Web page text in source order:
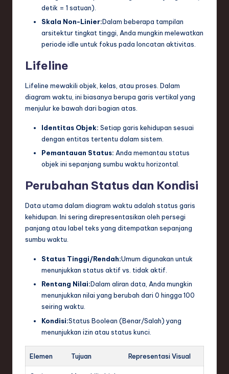
detik = 1 satuan).
Skala Non-Linier:Dalam beberapa tampilan
arsitektur tingkat tinggi, Anda mungkin melewatkan
periode idle untuk fokus pada loncatan aktivitas.
Lifeline
Lifeline mewakili objek, kelas, atau proses. Dalam
diagram waktu, ini biasanya berupa garis vertikal yang
menjulur ke bawah dari bagian atas.
Identitas Objek: Setiap garis kehidupan sesuai
dengan entitas tertentu dalam sistem.
Pemantauan Status: Anda memantau status
objek ini sepanjang sumbu waktu horizontal.
Perubahan Status dan Kondisi
Data utama dalam diagram waktu adalah status garis
kehidupan. Ini sering direpresentasikan oleh persegi
panjang atau label teks yang ditempatkan sepanjang
sumbu waktu.
Status Tinggi/Rendah:Umum digunakan untuk
menunjukkan status aktif vs. tidak aktif.
Rentang Nilai:Dalam aliran data, Anda mungkin
menunjukkan nilai yang berubah dari 0 hingga 100
seiring waktu.
Kondisi:Status Boolean (Benar/Salah) yang
menunjukkan izin atau status kunci.
Elemen Tujuan Representasi Visual